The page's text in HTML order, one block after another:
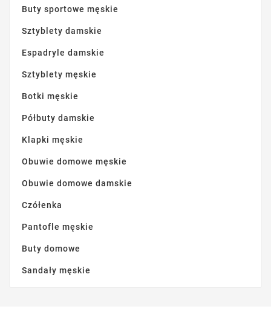
Buty sportowe męskie
Sztyblety damskie
Espadryle damskie
Sztyblety męskie
Botki męskie
Półbuty damskie
Klapki męskie
Obuwie domowe męskie
Obuwie domowe damskie
Czółenka
Pantofle męskie
Buty domowe
Sandały męskie